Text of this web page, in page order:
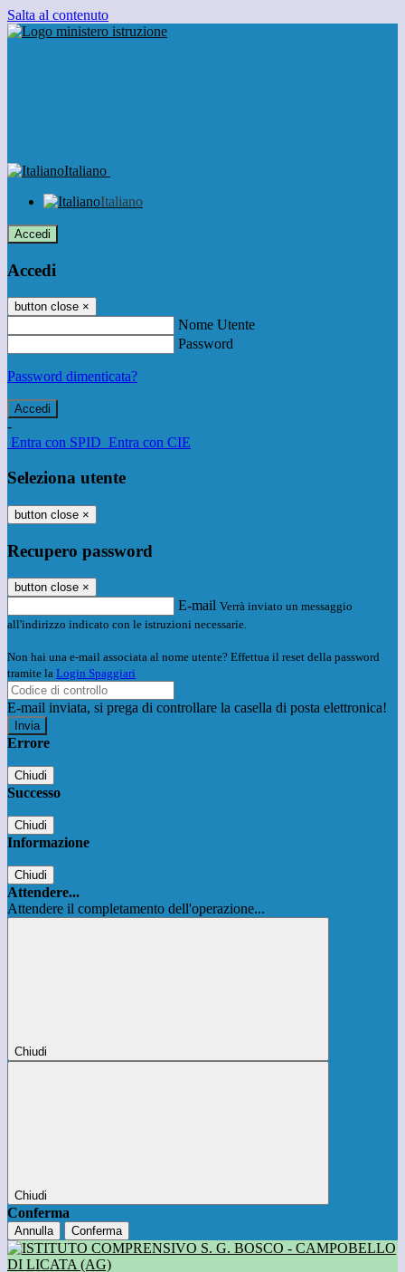
Salta al contenuto
Italiano
Italiano
Accedi
Accedi
button close ×
Nome Utente
Password
Password dimenticata?
-
Entra con SPID Entra con CIE
Seleziona utente
button close ×
Recupero password
button close ×
E-mail Verrà inviato un messaggio
all'indirizzo indicato con le istruzioni necessarie.
Non hai una e-mail associata al nome utente? Effettua il reset della password
tramite la Login Spaggiari
E-mail inviata, si prega di controllare la casella di posta elettronica!
Errore
Chiudi
Successo
Chiudi
Informazione
Chiudi
Attendere...
Attendere il completamento dell'operazione...
Chiudi
Chiudi
Conferma
Annulla Conferma